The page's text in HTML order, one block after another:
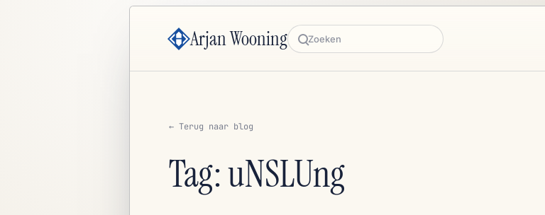
Arjan Wooning Zoeken
← Terug naar blog
Tag: uNSLUng